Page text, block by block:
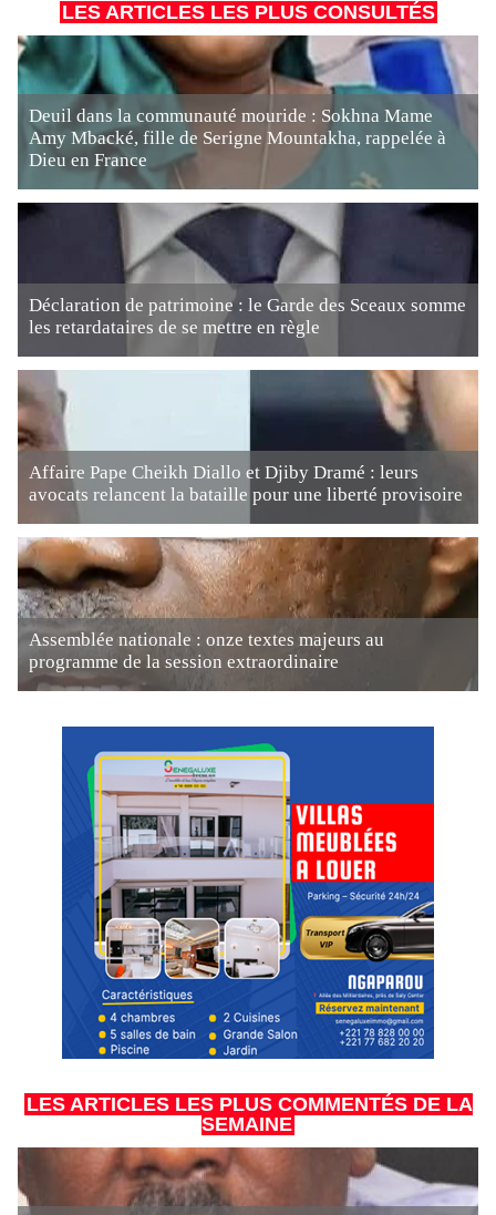
LES ARTICLES LES PLUS CONSULTÉS
Deuil dans la communauté mouride : Sokhna Mame
Amy Mbacké, fille de Serigne Mountakha, rappelée à
Dieu en France
Déclaration de patrimoine : le Garde des Sceaux somme
les retardataires de se mettre en règle
Affaire Pape Cheikh Diallo et Djiby Dramé : leurs
avocats relancent la bataille pour une liberté provisoire
Assemblée nationale : onze textes majeurs au
programme de la session extraordinaire
LES ARTICLES LES PLUS COMMENTÉS DE LA
SEMAINE